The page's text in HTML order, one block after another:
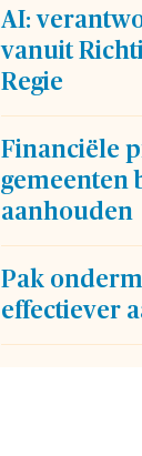
AI:
vanuit
Regie
Financiële
gemeenten
aanhouden
Pak
effectiever